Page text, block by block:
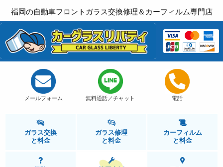
福岡の自動車フロントガラス交換修理＆カーフィルム専門店
メールフォーム 無料通話／チャット 電話
ガラス交換
と料金
ガラス修理
と料金
カーフィルム
と料金